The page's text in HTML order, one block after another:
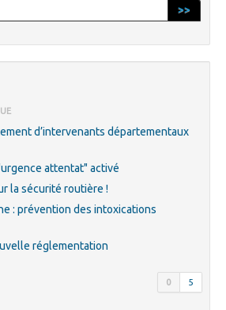
>>
d’intervenants départementaux
attentat" activé
la sécurité routière !
: prévention des intoxications
réglementation
0 5